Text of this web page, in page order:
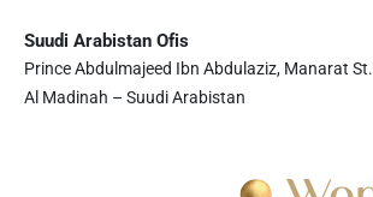
Suudi Arabistan Ofis
Prince Abdulmajeed Ibn Abdulaziz, Manarat St.
Al Madinah – Suudi Arabistan